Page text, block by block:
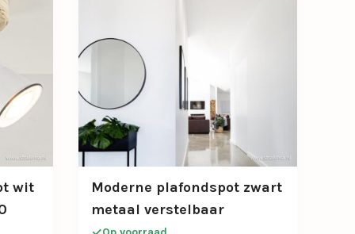
wit
Moderne plafondspot zwart
metaal verstelbaar